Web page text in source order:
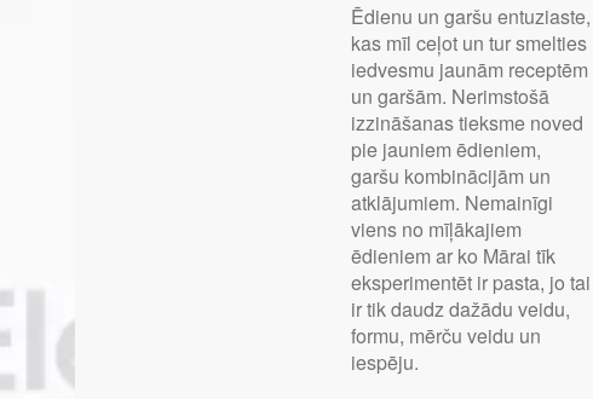
Ēdienu un garšu entuziaste,
kas mīl ceļot un tur smelties
iedvesmu jaunām receptēm
un garšām. Nerimstošā
izzināšanas tieksme noved
pie jauniem ēdieniem,
garšu kombinācijām un
atklājumiem. Nemainīgi
viens no mīļākajiem
ēdieniem ar ko Mārai tīk
eksperimentēt ir pasta, jo tai
ir tik daudz dažādu veidu,
formu, mērču veidu un
iespēju.